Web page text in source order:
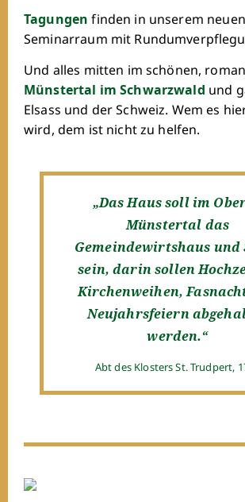
T +49 7636 709-0
Tagungen finden in unserem neuen
Seminarraum mit
Und alles mitten im schönen,
Münstertal im Schwarzwald und
Elsass und der Schweiz. Wem es
wird, dem ist nicht zu helfen.
„Das Haus soll im
Münstertal das
Gemeindewirtshaus und
sein, darin sollen
Kirchenweihen,
Neujahrsfeiern
werden.“
Abt des Klosters St. Trudpert,